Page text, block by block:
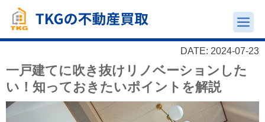
DATE: 2024-07-23
一戸建てに吹き抜けリノベーションした
い！知っておきたいポイントを解説